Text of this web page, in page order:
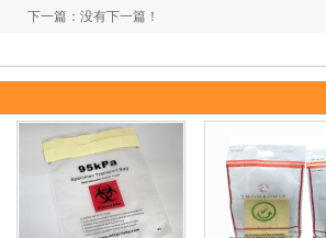
下一篇：没有下一篇！